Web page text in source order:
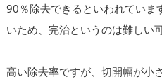
90％除去できるといわれていま
いため、完治というのは難しい
高い除去率ですが、切開幅が小